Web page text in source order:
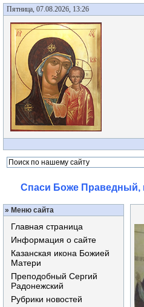
Пятница, 07.08.2026, 13:26
Спаси Боже Праведный,
» Меню сайта
Главная страница
Информация о сайте
Казанская икона Божией
Матери
Преподобный Сергий
Радонежский
Рубрики новостей